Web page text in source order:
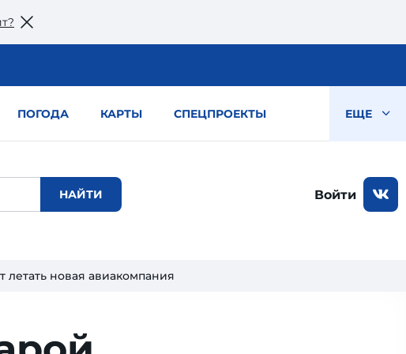
ПОГОДА КАРТЫ СПЕЦПРОЕКТЫ ЕЩЕ
Войти
новая авиакомпания